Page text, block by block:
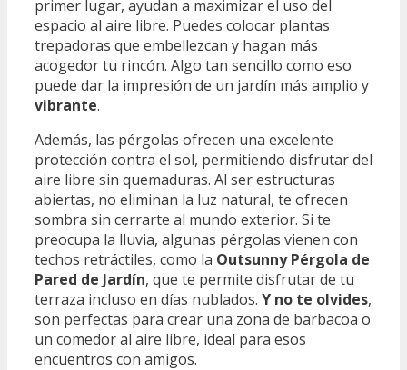
primer lugar, ayudan a maximizar el uso del
espacio al aire libre. Puedes colocar plantas
trepadoras que embellezcan y hagan más
acogedor tu rincón. Algo tan sencillo como eso
puede dar la impresión de un jardín más amplio y
vibrante.
Además, las pérgolas ofrecen una excelente
protección contra el sol, permitiendo disfrutar del
aire libre sin quemaduras. Al ser estructuras
abiertas, no eliminan la luz natural, te ofrecen
sombra sin cerrarte al mundo exterior. Si te
preocupa la lluvia, algunas pérgolas vienen con
techos retráctiles, como la Outsunny Pérgola de
Pared de Jardín, que te permite disfrutar de tu
terraza incluso en días nublados. Y no te olvides,
son perfectas para crear una zona de barbacoa o
un comedor al aire libre, ideal para esos
encuentros con amigos.